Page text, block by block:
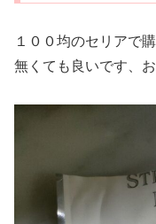
１００均のセリアで
無くても良いです、